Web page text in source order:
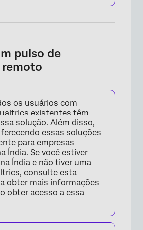
pulso de
remoto
os usuários com
existentes têm
solução. Além disso,
essas soluções
para empresas
Índia. Se você estiver
Índia e não tiver uma
consulte esta
obter mais informações
obter acesso a essa